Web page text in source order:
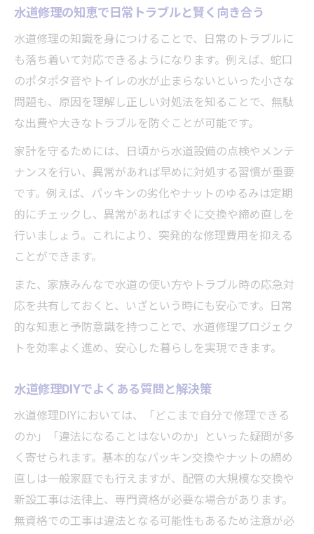
水道修理の知恵で日常トラブルと賢く向き合う
水道修理の知識を身につけることで、日常のトラブルに
も落ち着いて対応できるようになります。例えば、蛇口
のポタポタ音やトイレの水が止まらないといった小さな
問題も、原因を理解し正しい対処法を知ることで、無駄
な出費や大きなトラブルを防ぐことが可能です。
家計を守るためには、日頃から水道設備の点検やメンテ
ナンスを行い、異常があれば早めに対処する習慣が重要
です。例えば、パッキンの劣化やナットのゆるみは定期
的にチェックし、異常があればすぐに交換や締め直しを
行いましょう。これにより、突発的な修理費用を抑える
ことができます。
また、家族みんなで水道の使い方やトラブル時の応急対
応を共有しておくと、いざという時にも安心です。日常
的な知恵と予防意識を持つことで、水道修理プロジェク
トを効率よく進め、安心した暮らしを実現できます。
水道修理DIYでよくある質問と解決策
水道修理DIYにおいては、「どこまで自分で修理できる
のか」「違法になることはないのか」といった疑問が多
く寄せられます。基本的なパッキン交換やナットの締め
直しは一般家庭でも行えますが、配管の大規模な交換や
新設工事は法律上、専門資格が必要な場合があります。
無資格での工事は違法となる可能性もあるため注意が必